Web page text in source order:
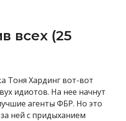
всех (25
Тоня Хардинг вот-вот
идиотов. На нее начнут
агенты ФБР. Но это
ней с придыханием